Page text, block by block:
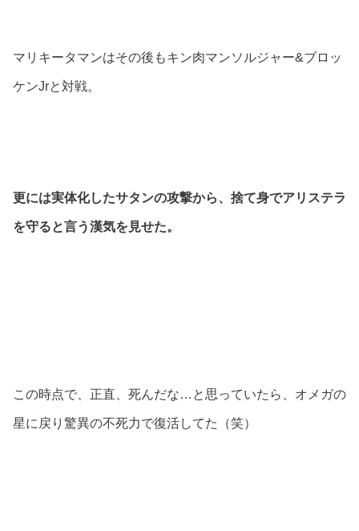
マリキータマンはその後もキン肉マンソルジャー&ブロッ
ケンJrと対戦。
更には実体化したサタンの攻撃から、捨て身でアリステラ
を守ると言う漢気を見せた。
この時点で、正直、死んだな…と思っていたら、オメガの
星に戻り驚異の不死力で復活してた（笑）